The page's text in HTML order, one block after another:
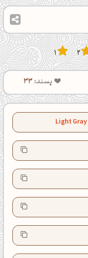
2
1
پسند: 33
Light Gray